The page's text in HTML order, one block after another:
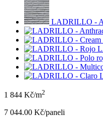
LADRILLO -
1 844 Kč/m2
7 044.00 Kč/paneli